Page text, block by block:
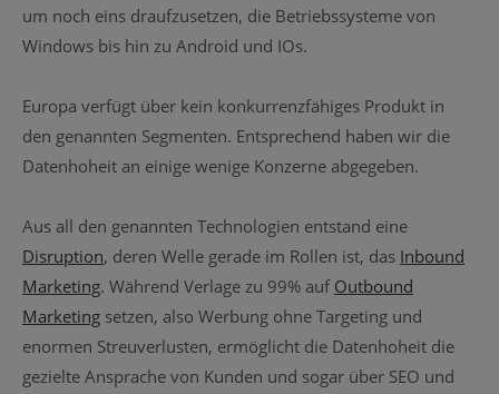
um noch eins draufzusetzen, die Betriebssysteme von
Windows bis hin zu Android und IOs.
Europa verfügt über kein konkurrenzfähiges Produkt in
den genannten Segmenten. Entsprechend haben wir die
Datenhoheit an einige wenige Konzerne abgegeben.
Aus all den genannten Technologien entstand eine
Disruption, deren Welle gerade im Rollen ist, das Inbound
Marketing. Während Verlage zu 99% auf Outbound
Marketing setzen, also Werbung ohne Targeting und
enormen Streuverlusten, ermöglicht die Datenhoheit die
gezielte Ansprache von Kunden und sogar über SEO und